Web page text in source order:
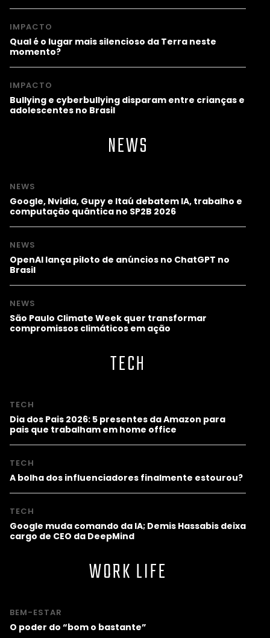
IMPACTO
Qual é o lugar mais silencioso da Terra neste
momento?
IMPACTO
Bullying e cyberbullying disparam entre crianças e
adolescentes no Brasil
NEWS
NEWS
Google, Nvidia, Gupy e Itaú debatem IA, trabalho e
computação quântica no SP2B 2026
NEWS
OpenAI lança piloto de anúncios no ChatGPT no
Brasil
NEWS
São Paulo Climate Week quer transformar
compromissos climáticos em ação
TECH
TECH
Dia dos Pais 2026: 5 presentes da Amazon para
pais que trabalham em home office
TECH
A bolha dos influenciadores finalmente estourou?
TECH
Google muda comando da IA; Demis Hassabis deixa
cargo de CEO da DeepMind
WORK LIFE
BEM-ESTAR
O poder do “bom o bastante”